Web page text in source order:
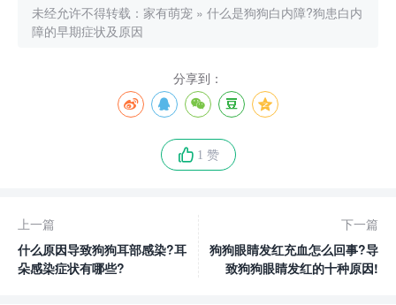
未经允许不得转载： 家有萌宠 » 什么是狗狗白内障?狗患白内
障的早期症状及原因
分享到：
1 赞
上一篇
什么原因导致狗狗耳部感染?耳
朵感染症状有哪些?
下一篇
狗狗眼睛发红充血怎么回事?导
致狗狗眼睛发红的十种原因!